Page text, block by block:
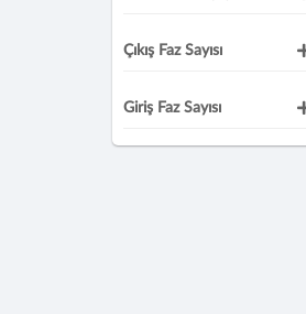
Çıkış Faz Sayısı
Giriş Faz Sayısı